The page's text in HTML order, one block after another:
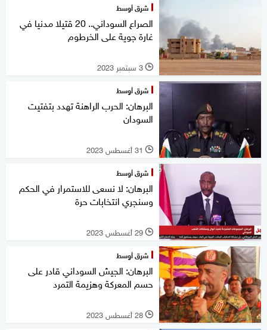
شرق أوسط
الصراع السوداني.. 20 قتيلا مدنيا في
غارة جوية على الخرطوم
l 3 سبتمبر 2023
شرق أوسط
البرهان: الحرب الراهنة تهدد بتفتيت
السودان
l 31 أغسطس 2023
شرق أوسط
البرهان: لا نسعى للاستمرار في الحكم
وسنجري انتخابات حرة
l 29 أغسطس 2023
شرق أوسط
البرهان: الجيش السوداني قادر على
حسم المعركة وهزيمة التمرد
l 28 أغسطس 2023